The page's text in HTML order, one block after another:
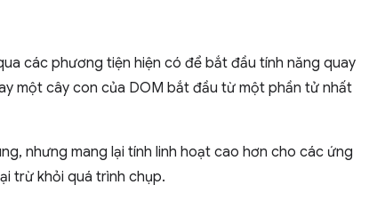
các phương tiện hiện có để bắt đầu tính năng quay
một cây con của DOM bắt đầu từ một phần tử nhất
nhưng mang lại tính linh hoạt cao hơn cho các ứng
trừ khỏi quá trình chụp.